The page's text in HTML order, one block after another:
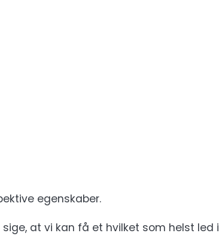
egenskaber.
at vi kan få et hvilket som helst led i